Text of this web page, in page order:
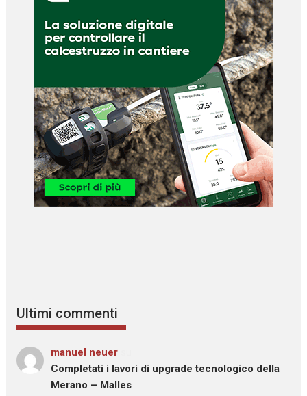
Ultimi commenti
manuel neuer
Completati i lavori di upgrade tecnologico della
Merano – Malles